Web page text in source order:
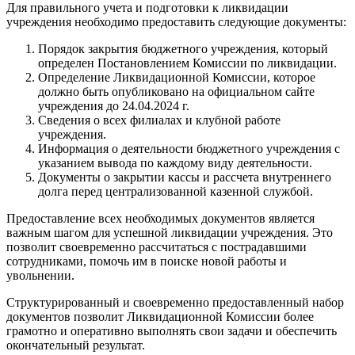
Для правильного учета и подготовки к ликвидации
учреждения необходимо предоставить следующие документы:
Порядок закрытия бюджетного учреждения, который
определен Постановлением Комиссии по ликвидации.
Определение Ликвидационной Комиссии, которое
должно быть опубликовано на официальном сайте
учреждения до 24.04.2024 г.
Сведения о всех филиалах и клубной работе
учреждения.
Информация о деятельности бюджетного учреждения с
указанием вывода по каждому виду деятельности.
Документы о закрытии кассы и рассчета внутреннего
долга перед централизованной казенной службой.
Предоставление всех необходимых документов является
важным шагом для успешной ликвидации учреждения. Это
позволит своевременно рассчитаться с пострадавшими
сотрудниками, помочь им в поиске новой работы и
увольнении.
Структурированный и своевременно предоставленный набор
документов позволит Ликвидационной Комиссии более
грамотно и оперативно выполнять свои задачи и обеспечить
окончательный результат.